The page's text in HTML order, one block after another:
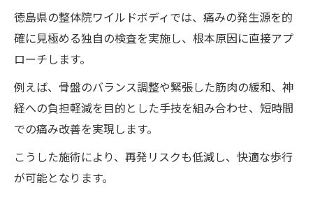
体術とは
整体院ワイルドボディで痛みなく歩ける体
を実現する仕組み
無痛歩行に導く整体院ワイルドボディのテ
クニックの特徴解説
整体院ワイルドボディのアプローチで歩行
整体院ワイルドボディならではの身体バラ
ンス調整の重要性
徳島県の整体院ワイルドボディでは、痛みの発生源を的
確に見極める独自の検査を実施し、根本原因に直接アプ
ローチします。
例えば、骨盤のバランス調整や緊張した筋肉の緩和、神
経への負担軽減を目的とした手技を組み合わせ、短時間
での痛み改善を実現します。
こうした施術により、再発リスクも低減し、快適な歩行
が可能となります。